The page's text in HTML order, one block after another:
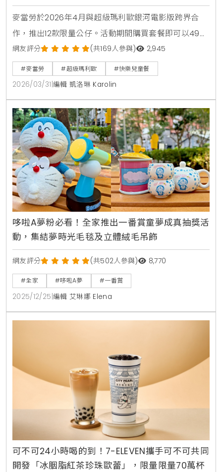
同步登場
麥當勞於2026年4月與超級瑪利歐銀河電影版跨界合
作，推出12款限量公仔。活動期間購買套餐即可以49元
加購，並同步推出Happy Meal主題包裝與互動讀本。
此外，4月初於華山園區舉辦親子沉浸式體驗，帶領粉
絲進入瑪利歐的銀河冒險世界。
網友評分 (共169人參與) 2,945
#麥當勞 #超級瑪利歐 #快樂兒童餐
2026/03/31 編輯 凱洛琳 Karolin
哆啦A夢粉必看！全家推出一番賞童夢成真抽獎活
動，集結夢時光毛毯及立體絨毛吊飾
網友評分 (共502人參與) 8,770
#全家 #哆啦A夢 #一番賞
2025/12/25 編輯 艾琳娜 Elena
可不可24小時喝的到！7-ELEVEN攜手可不可共同
開發「冰胭脂紅茶珍珠歐蕾」，限量限量70萬杯